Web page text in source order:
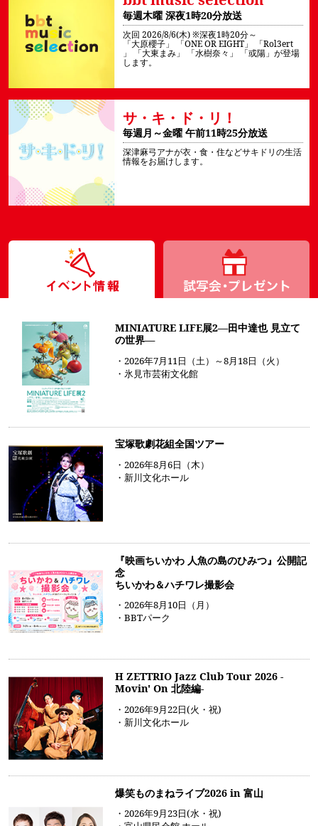
毎週木曜 深夜1時20分放送
次回 2026/8/6(木)※深夜1時20分～
「大原櫻子」 「ONE OR EIGHT」 「Rol3ert
」 「大東まみ」 「水樹奈々」 「或陽」が登場
します。
サ・キ・ド・リ！
毎週月～金曜 午前11時25分放送
深津麻弓アナが衣・食・住などサキドリの生活
情報をお届けします。
MINIATURE LIFE展2―田中達也 見立て
の世界―
・2026年7月11日（土）～8月18日（火）
・氷見市芸術文化館
宝塚歌劇花組全国ツアー
・2026年8月6日（木）
・新川文化ホール
『映画ちいかわ 人魚の島のひみつ』公開記
念
ちいかわ＆ハチワレ撮影会
・2026年8月10日（月）
・BBTパーク
H ZETTRIO Jazz Club Tour 2026 -
Movin' On 北陸編-
・2026年9月22日(火・祝)
・新川文化ホール
爆笑ものまねライブ2026 in 富山
・2026年9月23日(水・祝)